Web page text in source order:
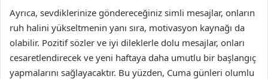
Ayrıca, sevdiklerinize göndereceğiniz simli mesajlar, onların
ruh halini yükseltmenin yanı sıra, motivasyon kaynağı da
olabilir. Pozitif sözler ve iyi dileklerle dolu mesajlar, onları
cesaretlendirecek ve yeni haftaya daha umutlu bir başlangıç
yapmalarını sağlayacaktır. Bu yüzden, Cuma günleri olumlu